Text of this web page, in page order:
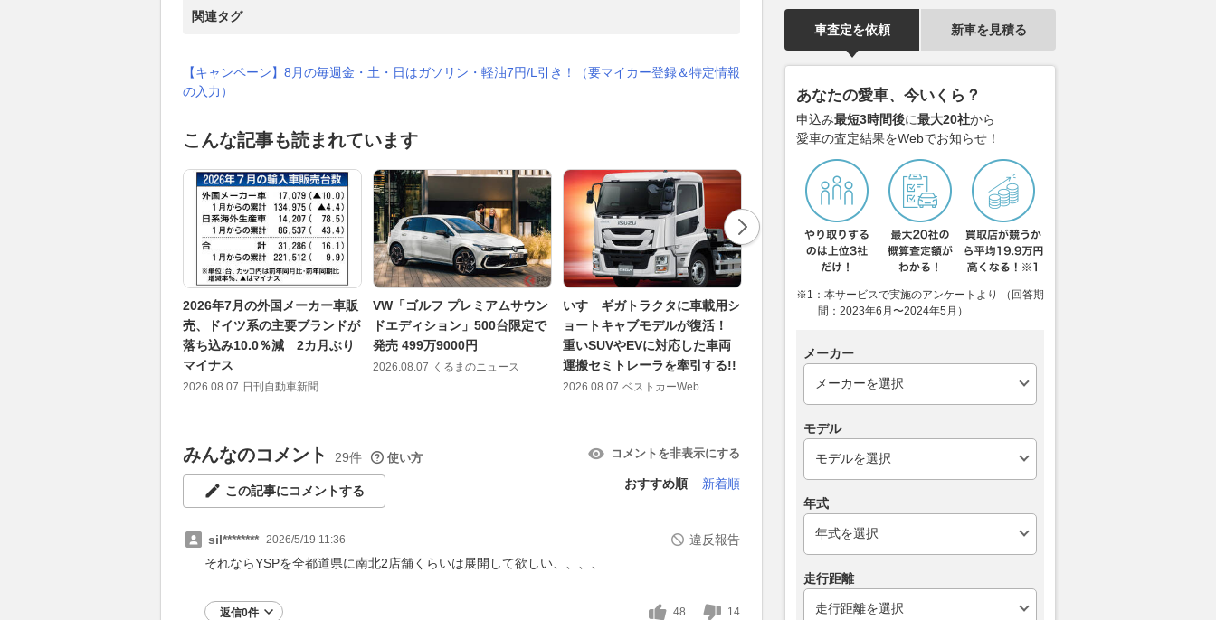
関連タグ
【キャンペーン】8月の毎週金・土・日はガソリン・軽油7円/L引き！（要マイカー登録＆特定情報
の入力）
こんな記事も読まれています
2026年7月の外国メーカー車販
売、ドイツ系の主要ブランドが
落ち込み10.0％減 2カ月ぶり
マイナス
2026.08.07 日刊自動車新聞
VW「ゴルフ プレミアムサウン
ドエディション」500台限定で
発売 499万9000円
2026.08.07 くるまのニュース
いすゞギガトラクタに車載用シ
ョートキャブモデルが復活！
重いSUVやEVに対応した車両
運搬セミトレーラを牽引する!!
2026.08.07 ベストカーWeb
ケンメリはなぜ伝説になった!?
魅力！ 4代目スカイラインの凄
ベストカーWeb
【このカイエンなんぼ？】え？
すがその値段でポルシェ製V8
が入手できます（笑）
2026.08.07 AutoBild Japan
みんなのコメント 29件 使い方 コメントを非表示にする
この記事にコメントする
おすすめ順 新着順
sil******** 2026/5/19 11:36
違反報告
それならYSPを全都道県に南北2店舗くらいは展開して欲しい、、、、
返信0件 48 14
車査定を依頼 新車を見積る
あなたの愛車、今いくら？
申込み最短3時間後に最大20社から
愛車の査定結果をWebでお知らせ！
※1：本サービスで実施のアンケートより （回答期
間：2023年6月〜2024年5月）
メーカー
モデル
年式
走行距離